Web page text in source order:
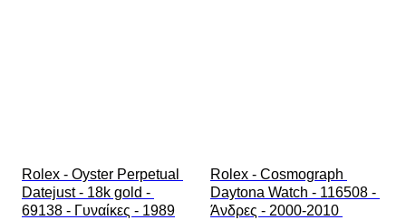
Rolex - Oyster Perpetual
Datejust - 18k gold -
69138 - Γυναίκες - 1989
Rolex - Cosmograph
Daytona Watch - 116508 -
Άνδρες - 2000-2010